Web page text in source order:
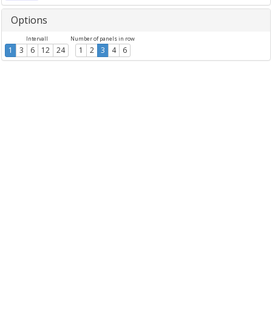
Options
Intervall
1 3 6 12 24
Number of panels in row
1 2 3 4 6